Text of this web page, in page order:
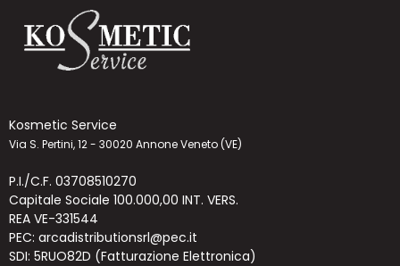
Kosmetic Service
Via S. Pertini, 12 - 30020 Annone Veneto (VE)
P.I./C.F. 03708510270
Capitale Sociale 100.000,00 INT. VERS.
REA VE-331544
PEC: arcadistributionsrl@pec.it
SDI: 5RUO82D (Fatturazione Elettronica)